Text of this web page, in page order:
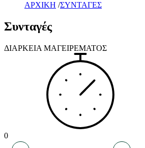
ΑΡΧΙΚΗ /ΣΥΝΤΑΓΕΣ
Συνταγές
ΔΙΑΡΚΕΙΑ ΜΑΓΕΙΡΕΜΑΤΟΣ
0